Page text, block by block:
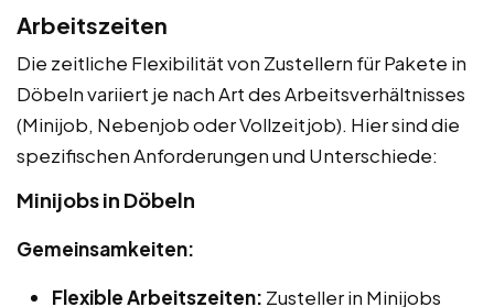
Arbeitszeiten
Die zeitliche Flexibilität von Zustellern für Pakete in
Döbeln variiert je nach Art des Arbeitsverhältnisses
(Minijob, Nebenjob oder Vollzeitjob). Hier sind die
spezifischen Anforderungen und Unterschiede:
Minijobs in Döbeln
Gemeinsamkeiten:
Flexible Arbeitszeiten: Zusteller in Minijobs